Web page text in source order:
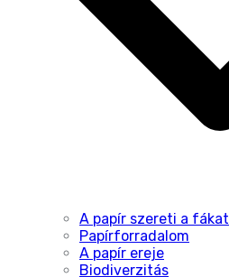
A papír szereti a fákat
Papírforradalom
A papír ereje
Biodiverzitás